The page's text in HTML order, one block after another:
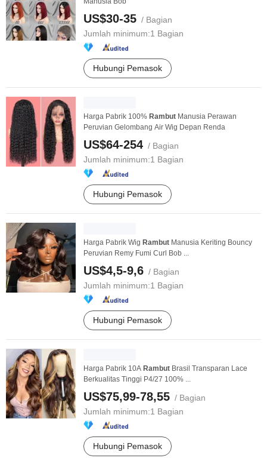
US$30-35 / Bagian
Jumlah minimum:1 Bagian
Hubungi Pemasok
Harga Pabrik 100% Rambut Manusia Perawan
Peruvian Gelombang Air Wig Depan Renda
US$64-254 / Bagian
Jumlah minimum:1 Bagian
Hubungi Pemasok
Harga Pabrik Wig Rambut Manusia Keriting Bouncy
Peruvian Remy Fumi Curl Bob ...
US$4,5-9,6 / Bagian
Jumlah minimum:1 Bagian
Hubungi Pemasok
Harga Pabrik 10A Rambut Brasil Transparan Lace
Berkualitas Tinggi P4/27 100% ...
US$75,99-78,55 / Bagian
Jumlah minimum:1 Bagian
Hubungi Pemasok